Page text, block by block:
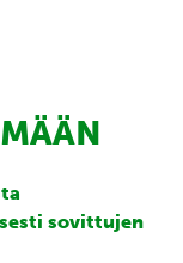
sovittujen